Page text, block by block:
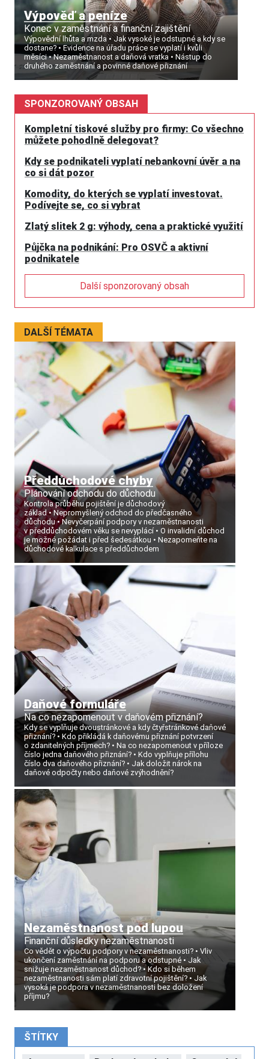
Výpověď a peníze
Konec v zaměstnání a finanční zajištění
Výpovědní lhůta a mzda
Jak vysoké je odstupné a kdy se
dostane?
Evidence na úřadu práce se vyplatí i kvůli
měsíci
Nezaměstnanost a daňová vratka
Nástup do
druhého zaměstnání a povinné daňové přiznání
SPONZOROVANÝ OBSAH
Kompletní tiskové služby pro firmy: Co všechno
můžete pohodlně delegovat?
Kdy se podnikateli vyplatí nebankovní úvěr a na
co si dát pozor
Komodity, do kterých se vyplatí investovat.
Podívejte se, co si vybrat
Zlatý slitek 2 g: výhody, cena a praktické využití
Půjčka na podnikání: Pro OSVČ a aktivní
podnikatele
Další sponzorovaný obsah
DALŠÍ TÉMATA
Předdůchodové chyby
Plánování odchodu do důchodu
Kontrola průběhu pojištění je důchodový
základ
Nepromyšlený odchod do předčasného
důchodu
Nevyčerpání podpory v nezaměstnanosti
v předdůchodovém věku se nevyplácí
O invalidní důchod
je možné požádat i před šedesátkou
Nezapomeňte na
důchodové kalkulace s předdůchodem
Daňové formuláře
Na co nezapomenout v daňovém přiznání?
Kdy se vyplňuje dvoustránkové a kdy čtyřstránkové daňové
přiznání?
Kdo přikládá k daňovému přiznání potvrzení
o zdanitelných příjmech?
Na co nezapomenout v příloze
číslo jedna daňového přiznání?
Kdo vyplňuje přílohu
číslo dva daňového přiznání?
Jak doložit nárok na
daňové odpočty nebo daňové zvýhodnění?
Nezaměstnanost pod lupou
Finanční důsledky nezaměstnanosti
Co vědět o výpočtu podpory v nezaměstnanosti?
Vliv
ukončení zaměstnání na podporu a odstupné
Jak
snižuje nezaměstnanost důchod?
Kdo si během
nezaměstnanosti sám platí zdravotní pojištění?
Jak
vysoká je podpora v nezaměstnanosti bez doložení
příjmu?
ŠTÍTKY